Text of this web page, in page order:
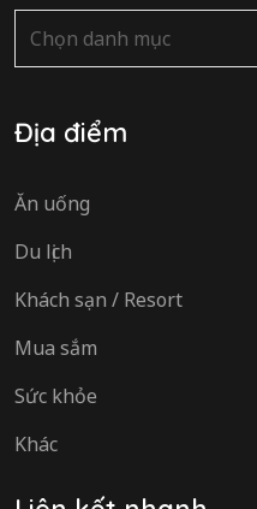
Danh
mục
Địa điểm
Ăn uống
Du lịch
Khách sạn / Resort
Mua sắm
Sức khỏe
Khác